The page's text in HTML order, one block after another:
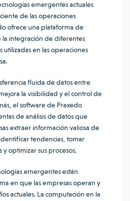
emergentes actuales
de las operaciones
ofrece una plataforma de
integración de diferentes
utilizadas en las operaciones
fluida de datos entre
la visibilidad y el control de
el software de Praxedo
de análisis de datos que
extraer información valiosa de
tendencias, tomar
optimizar sus procesos.
emergentes están
en que las empresas operan y
actuales. La computación en la